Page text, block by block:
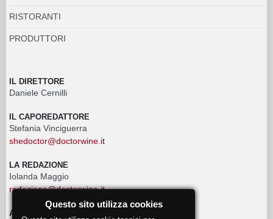
RISTORANTI
PRODUTTORI
IL DIRETTORE
Daniele Cernilli
IL CAPOREDATTORE
Stefania Vinciguerra
shedoctor@doctorwine.it
LA REDAZIONE
Iolanda Maggio
redazione@doctorwine.it
ADVERTISING
Questo sito utilizza cookies